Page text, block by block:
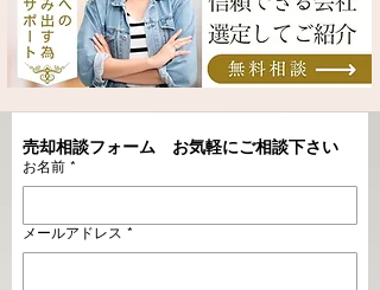
売却相談フォーム　お気軽にご相談下さい
お名前 *
メールアドレス *